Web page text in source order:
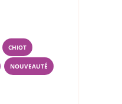
CHIOT
NOUVEAUTÉ